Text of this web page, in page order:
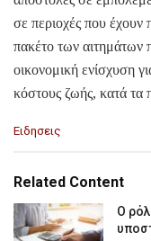
σε περιοχές που έχουν
πακέτο των αιτημάτων
οικονομική ενίσχυση
κόστους ζωής, κατά
C
e
o
r
Ειδησεις
Related Content
Ο